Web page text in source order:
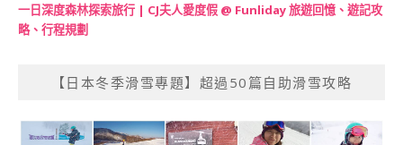
一日深度森林探索旅行 | CJ夫人愛度假 @ Funliday 旅遊回憶、遊記攻
略、行程規劃
【日本冬季滑雪專題】超過50篇自助滑雪攻略